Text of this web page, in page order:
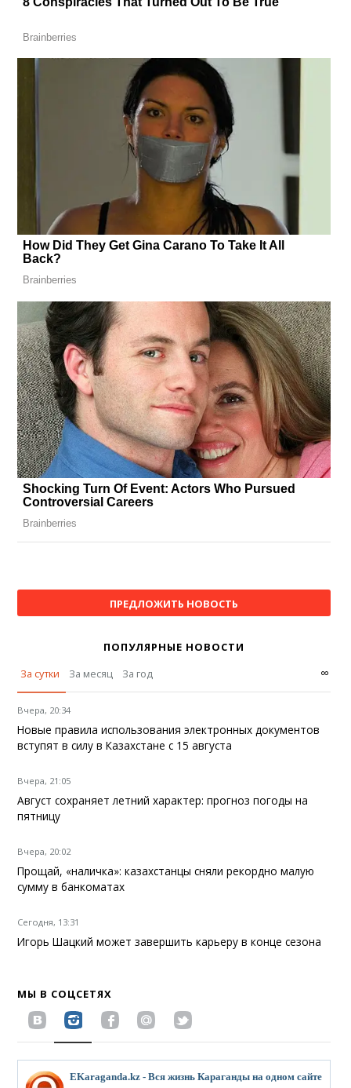
ПРЕДЛОЖИТЬ НОВОСТЬ
ПОПУЛЯРНЫЕ НОВОСТИ
За сутки
За месяц За год ∞
Вчера, 20:34
Новые правила использования электронных документов
вступят в силу в Казахстане с 15 августа
Вчера, 21:05
Август сохраняет летний характер: прогноз погоды на
пятницу
Вчера, 20:02
Прощай, «наличка»: казахстанцы сняли рекордно малую
сумму в банкоматах
Сегодня, 13:31
Игорь Шацкий может завершить карьеру в конце сезона
МЫ В СОЦСЕТЯХ
EKaraganda.kz - Вся жизнь Караганды на одном сайте